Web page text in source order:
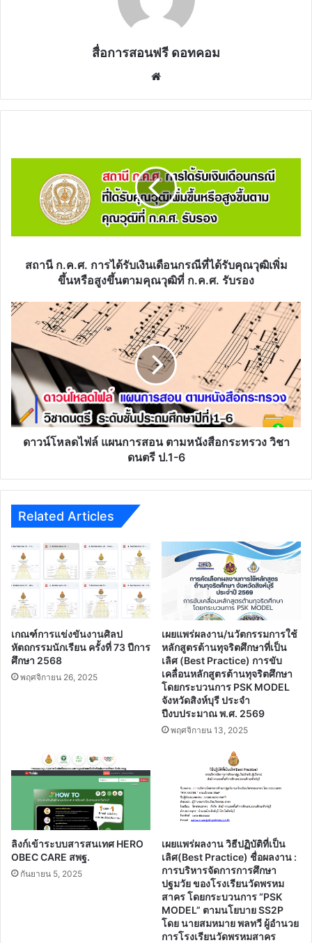
สื่อการสอนฟรี ดอทคอม
การ
กรณี
เพิ่ม
สูง
ขึ้น
ตาม
คุณวุฒิ
ที่
ก.ค.ศ.
รับรอง
สถานี ก.ค.ศ. การได้รับเงินเดือนกรณีที่ได้รับคุณวุฒิเพิ่ม
ขึ้นหรือสูงขึ้นตามคุณวุฒิที่ ก.ค.ศ. รับรอง
ดาวน์โหลด
สอน
ตาม
หนังสือ
กระทรวง
วิชา
ดนตรี
ป.1-ดาวน์โหลดไฟล์ แผนการสอน ตามหนังสือกระทรวง วิชา
ดนตรี ป.1-6
Related Articles
เกณฑ์การแข่งขันงานศิลป
หัตถกรรมนักเรียน ครั้งที่ 73 ปีการ
ศึกษา 2568
พฤศจิกายน 26, 2025
เผยแพร่ผลงาน/นวัตกรรมการใช้
หลักสูตรต้านทุจริตศึกษาที่เป็น
เลิศ (Best Practice) การขับ
เคลื่อนหลักสูตรต้านทุจริตศึกษา
โดยกระบวนการ PSK MODEL
จังหวัดสิงห์บุรี ประจํา
ปีงบประมาณ พ.ศ. 2569
พฤศจิกายน 13, 2025
ลิงก์เข้าระบบสารสนเทศ HERO
OBEC CARE สพฐ.
กันยายน 5, 2025
เผยแพร่ผลงาน วิธีปฏิบัติที่เป็น
เลิศ(Best Practice) ชื่อผลงาน :
การบริหารจัดการการศึกษา
ปฐมวัย ของโรงเรียนวัดพรหม
สาคร โดยกระบวนการ “PSK
MODEL” ตามนโยบาย SS2P
โดย นายสมหมาย พลทวี ผู้อำนวย
การโรงเรียนวัดพรหมสาคร